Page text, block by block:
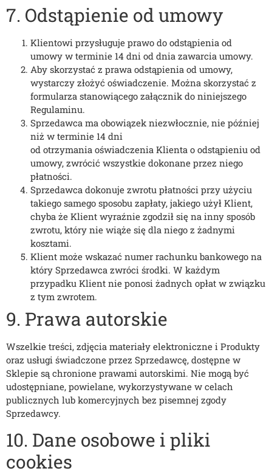
7. Odstąpienie od umowy
Klientowi przysługuje prawo do odstąpienia od
umowy w terminie 14 dni od dnia zawarcia umowy.
Aby skorzystać z prawa odstąpienia od umowy,
wystarczy złożyć oświadczenie. Można skorzystać z
formularza stanowiącego załącznik do niniejszego
Regulaminu.
Sprzedawca ma obowiązek niezwłocznie, nie później
niż w terminie 14 dni
od otrzymania oświadczenia Klienta o odstąpieniu od
umowy, zwrócić wszystkie dokonane przez niego
płatności.
Sprzedawca dokonuje zwrotu płatności przy użyciu
takiego samego sposobu zapłaty, jakiego użył Klient,
chyba że Klient wyraźnie zgodził się na inny sposób
zwrotu, który nie wiąże się dla niego z żadnymi
kosztami.
Klient może wskazać numer rachunku bankowego na
który Sprzedawca zwróci środki. W każdym
przypadku Klient nie ponosi żadnych opłat w związku
z tym zwrotem.
9. Prawa autorskie
Wszelkie treści, zdjęcia materiały elektroniczne i Produkty
oraz usługi świadczone przez Sprzedawcę, dostępne w
Sklepie są chronione prawami autorskimi. Nie mogą być
udostępniane, powielane, wykorzystywane w celach
publicznych lub komercyjnych bez pisemnej zgody
Sprzedawcy.
10. Dane osobowe i pliki
cookies